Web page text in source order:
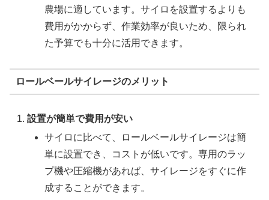
農場に適しています。サイロを設置するよりも
費用がかからず、作業効率が良いため、限られ
た予算でも十分に活用できます。
ロールベールサイレージのメリット
設置が簡単で費用が安い
サイロに比べて、ロールベールサイレージは簡
単に設置でき、コストが低いです。専用のラッ
プ機や圧縮機があれば、サイレージをすぐに作
成することができます。